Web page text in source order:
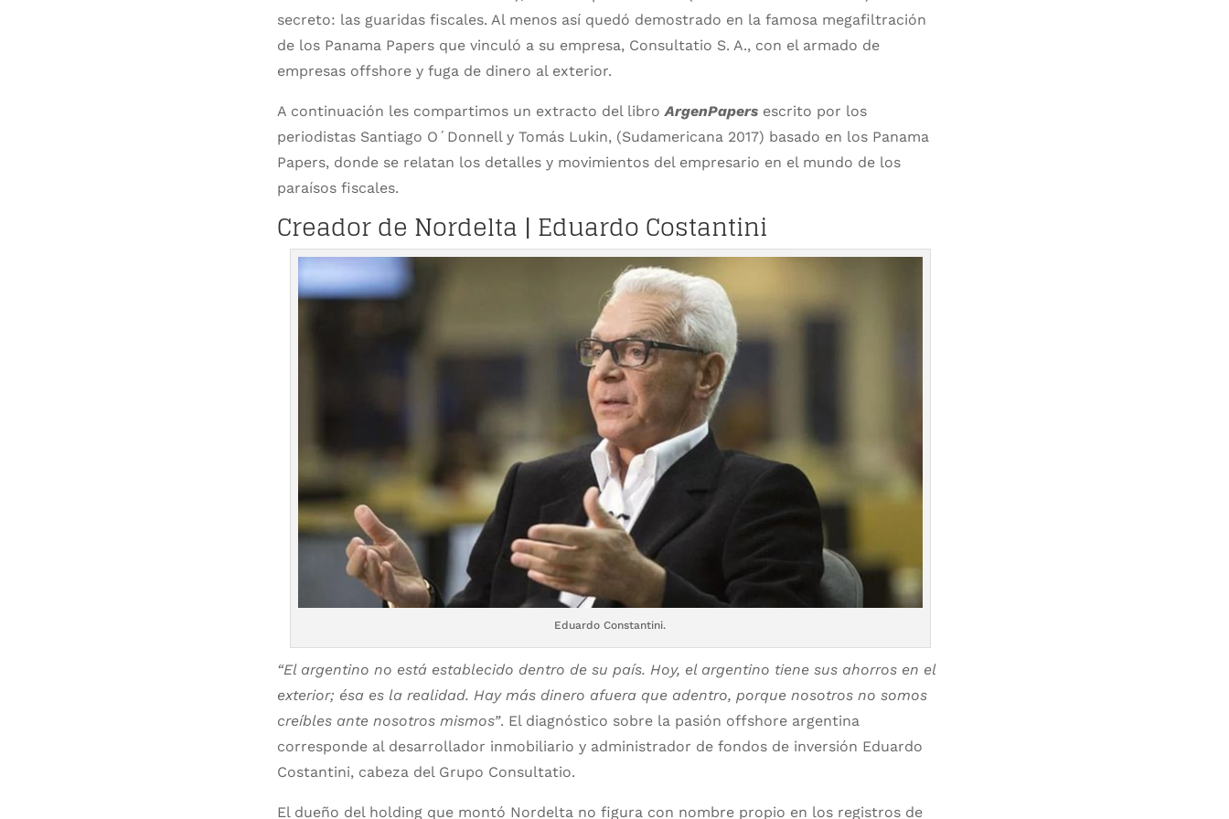
secreto: las guaridas fiscales. Al menos así quedó demostrado en la famosa megafiltración
de los Panama Papers que vinculó a su empresa, Consultatio S. A., con el armado de
empresas offshore y fuga de dinero al exterior.
A continuación les compartimos un extracto del libro ArgenPapersescrito por los
periodistas Santiago O´Donnell y Tomás Lukin, (Sudamericana 2017) basado en los Panama
Papers, donde se relatan los detalles y movimientos del empresario en el mundo de los
paraísos fiscales.
Creador de Nordelta | Eduardo Costantini
Eduardo Constantini.
“El argentino no está establecido dentro de su país. Hoy, el argentino tiene sus ahorros en el
exterior; ésa es la realidad. Hay más dinero afuera que adentro, porque nosotros no somos
creíbles ante nosotros mismos”. El diagnóstico sobre la pasión offshore argentina
corresponde al desarrollador inmobiliario y administrador de fondos de inversión Eduardo
Costantini, cabeza del Grupo Consultatio.
El dueño del holding que montó Nordelta no figura con nombre propio en los registros de